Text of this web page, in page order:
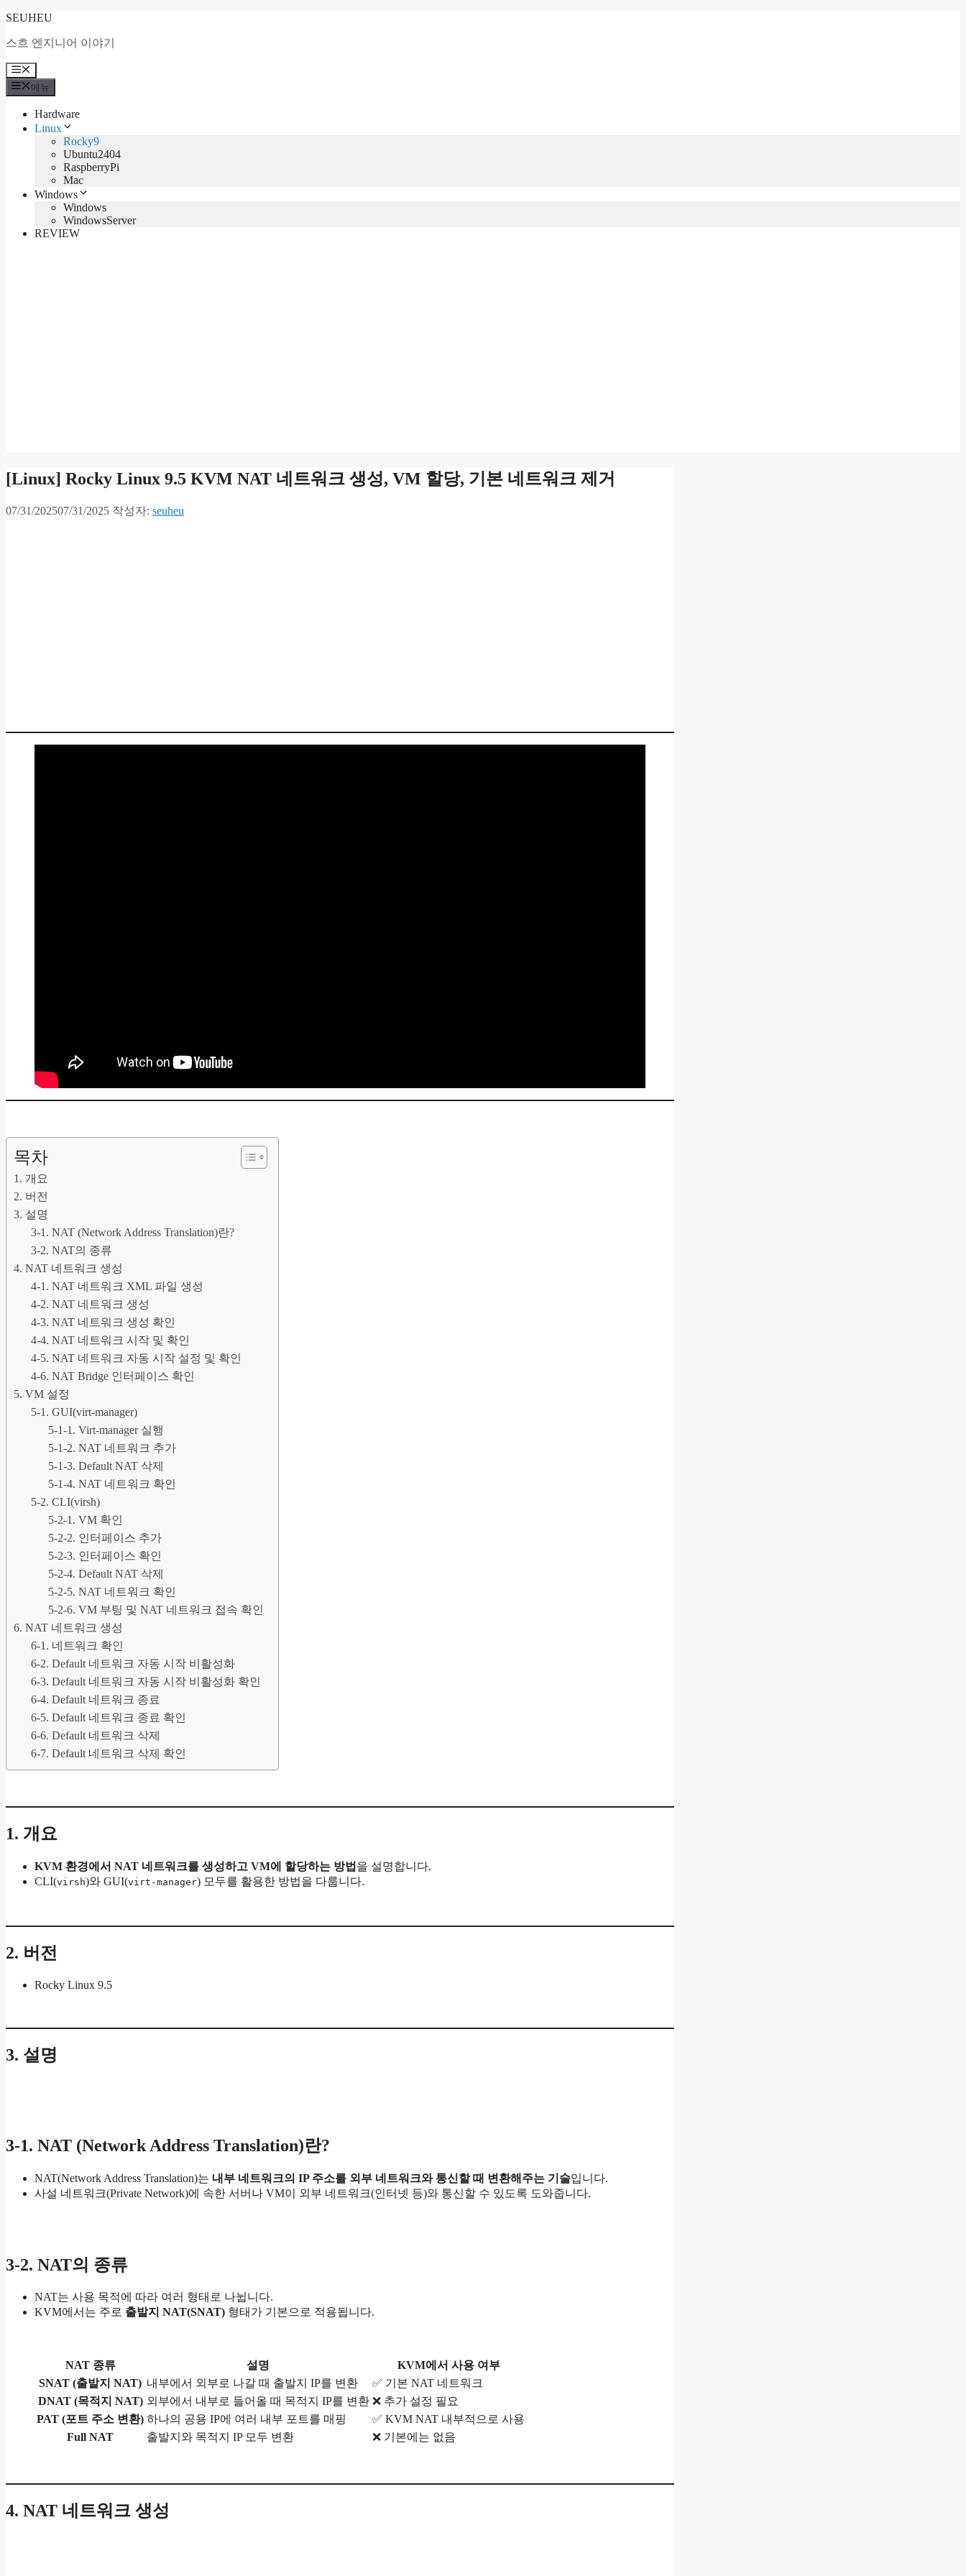
컨
츠
로
건
너
SEUHEU
스흐 엔지니어 이야기
메
뉴
메뉴
Hardware
Linux
Rocky9
Ubuntu2404
RaspberryPi
Mac
Windows
Windows
WindowsServer
REVIEW
[Linux] Rocky Linux 9.5 KVM NAT 네트워크 생성, VM 할당, 기본 네트워크 제거
07/31/202507/31/2025 작성자: seuheu
목차
1. 개요
2. 버전
3. 설명
3-1. NAT (Network Address Translation)란?
3-2. NAT의 종류
4. NAT 네트워크 생성
4-1. NAT 네트워크 XML 파일 생성
4-2. NAT 네트워크 생성
4-3. NAT 네트워크 생성 확인
4-4. NAT 네트워크 시작 및 확인
4-5. NAT 네트워크 자동 시작 설정 및 확인
4-6. NAT Bridge 인터페이스 확인
5. VM 설정
5-1. GUI(virt-manager)
5-1-1. Virt-manager 실행
5-1-2. NAT 네트워크 추가
5-1-3. Default NAT 삭제
5-1-4. NAT 네트워크 확인
5-2. CLI(virsh)
5-2-1. VM 확인
5-2-2. 인터페이스 추가
5-2-3. 인터페이스 확인
5-2-4. Default NAT 삭제
5-2-5. NAT 네트워크 확인
5-2-6. VM 부팅 및 NAT 네트워크 접속 확인
6. NAT 네트워크 생성
6-1. 네트워크 확인
6-2. Default 네트워크 자동 시작 비활성화
6-3. Default 네트워크 자동 시작 비활성화 확인
6-4. Default 네트워크 종료
6-5. Default 네트워크 종료 확인
6-6. Default 네트워크 삭제
6-7. Default 네트워크 삭제 확인
1. 개요
KVM 환경에서 NAT 네트워크를 생성하고 VM에 할당하는 방법 을 설명합니다.
CLI(virsh)와 GUI(virt-manager) 모두를 활용한 방법을 다룹니다.
2. 버전
Rocky Linux 9.5
3. 설명
3-1. NAT (Network Address Translation)란?
NAT(Network Address Translation)는 내부 네트워크의 IP 주소를 외부 네트워크와 통신할 때 변환해주는 기술입니다.
사설 네트워크(Private Network)에 속한 서버나 VM이 외부 네트워크(인터넷 등)와 통신할 수 있도록 도와줍니다.
3-2. NAT의 종류
NAT는 사용 목적에 따라 여러 형태로 나뉩니다.
KVM에서는 주로 출발지 NAT(SNAT) 형태가 기본으로 적용됩니다.
NAT 종류 설명
KVM에서 사용 여부
SNAT (출발지 NAT) 내부에서 외부로 나갈 때 출발지 IP를 변환
✅ 기본 NAT 네트워크
DNAT (목적지 NAT) 외부에서 내부로 들어올 때 목적지 IP를 변환 ❌ 추가 설정 필요
PAT (포트 주소 변환) 하나의 공용 IP에 여러 내부 포트를 매핑
✅ KVM NAT 내부적으로 사용
Full NAT
출발지와 목적지 IP 모두 변환 ❌ 기본에는 없음
4. NAT 네트워크 생성